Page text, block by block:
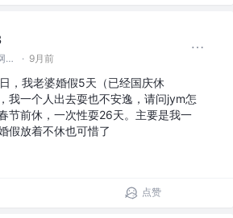
前后端 @招银网络科技 · 9月前
，我老婆婚假5天（已经国庆休
我一个人出去耍也不安逸，请问jym怎
节前休，一次性耍26天。主要是我一
假放着不休也可惜了
点赞